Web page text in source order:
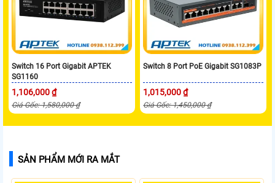
Switch 16 Port Gigabit APTEK
SG1160
1,106,000 ₫
Giá Gốc: 1,580,000 ₫
Switch 8 Port PoE Gigabit SG1083P
1,015,000 ₫
Giá Gốc: 1,450,000 ₫
SẢN PHẨM MỚI RA MẮT